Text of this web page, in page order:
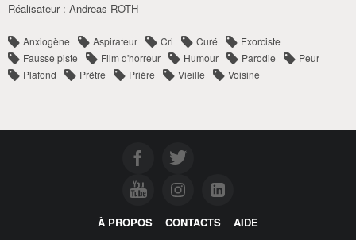
Réalisateur : Andreas ROTH
Anxiogène Aspirateur Cri Curé
Exorciste
Fausse piste
Film d'horreur Humour Parodie
Peur
Plafond
Prêtre Prière Vieille Voisine
À PROPOS CONTACTS AIDE